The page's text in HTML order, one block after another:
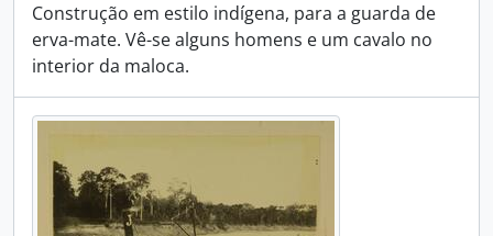
Construção em estilo indígena, para a guarda de
erva-mate. Vê-se alguns homens e um cavalo no
interior da maloca.